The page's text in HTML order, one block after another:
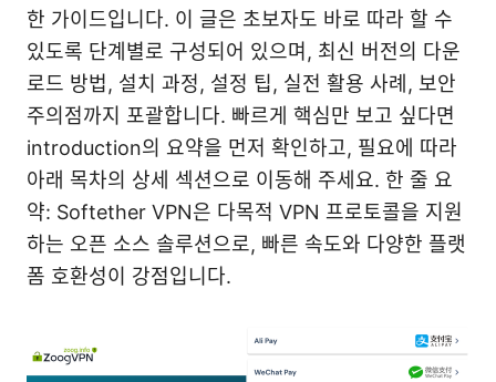
한 가이드입니다. 이 글은 초보자도 바로 따라 할 수
있도록 단계별로 구성되어 있으며, 최신 버전의 다운
로드 방법, 설치 과정, 설정 팁, 실전 활용 사례, 보안
주의점까지 포괄합니다. 빠르게 핵심만 보고 싶다면
introduction의 요약을 먼저 확인하고, 필요에 따라
아래 목차의 상세 섹션으로 이동해 주세요. 한 줄 요
약: Softether VPN은 다목적 VPN 프로토콜을 지원
하는 오픈 소스 솔루션으로, 빠른 속도와 다양한 플랫
폼 호환성이 강점입니다.